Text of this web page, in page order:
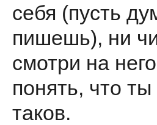
себя (пусть
пишешь), ни
смотри на
понять, что
таков.